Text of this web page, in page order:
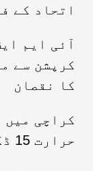
اتحاد کے
آئی ایم
کا نقصان
کراچی میں
حرارت 15 ڈگری تک گرنے کا امکان